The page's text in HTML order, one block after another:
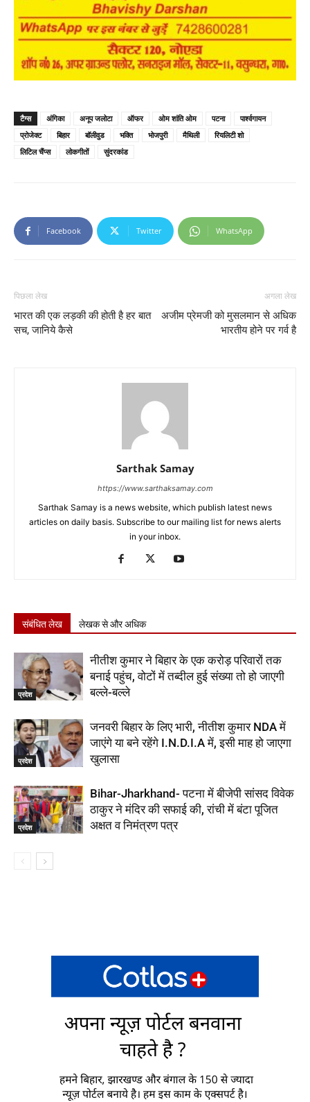
टैग्स अंगिका अनूप जलोटा ऑफर ओम शांति ओम पटना
पार्श्वगायन
प्रोजेक्ट
बिहार बॉलीवुड भक्ति भोजपुरी मैथिली
रियलिटी शो
लिटिल चैंप्स
लोकगीतों सुंदरकांड
Facebook Twitter WhatsApp
पिछला लेख
भारत की एक लड़की की होती है हर बात
सच, जानिये कैसे
अगला लेख
अजीम प्रेमजी को मुसलमान से अधिक
भारतीय होने पर गर्व है
Sarthak Samay
https://www.sarthaksamay.com
Sarthak Samay is a news website, which publish latest news
articles on daily basis. Subscribe to our mailing list for news alerts
in your inbox.
संबंधित लेख लेखक से और अधिक
प्रदेश
नीतीश कुमार ने बिहार के एक करोड़ परिवारों तक
बनाई पहुंच, वोटों में तब्दील हुई संख्या तो हो जाएगी
बल्ले-बल्ले
प्रदेश
जनवरी बिहार के लिए भारी, नीतीश कुमार NDA में
जाएंगे या बने रहेंगे I.N.D.I.A में, इसी माह हो जाएगा
खुलासा
प्रदेश
Bihar-Jharkhand- पटना में बीजेपी सांसद विवेक
ठाकुर ने मंदिर की सफाई की, रांची में बंटा पूजित
अक्षत व निमंत्रण पत्र